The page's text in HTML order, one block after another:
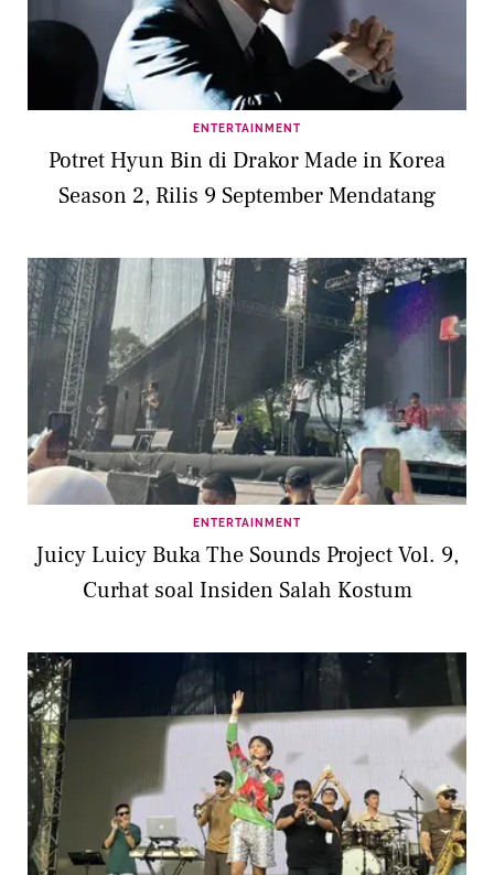
ENTERTAINMENT
Potret Hyun Bin di Drakor Made in Korea
Season 2, Rilis 9 September Mendatang
ENTERTAINMENT
Juicy Luicy Buka The Sounds Project Vol. 9,
Curhat soal Insiden Salah Kostum